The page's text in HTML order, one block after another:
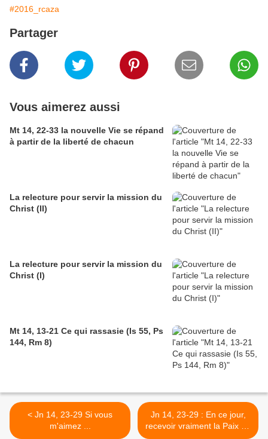
#2016_rcaza
Partager
Vous aimerez aussi
Mt 14, 22-33 la nouvelle Vie se répand
à partir de la liberté de chacun
La relecture pour servir la mission du
Christ (II)
La relecture pour servir la mission du
Christ (I)
Mt 14, 13-21 Ce qui rassasie (Is 55, Ps
144, Rm 8)
< Jn 14, 23-29 Si vous
m'aimez ...
Jn 14, 23-29 : En ce jour,
recevoir vraiment la Paix en